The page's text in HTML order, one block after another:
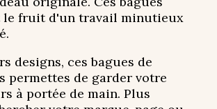
le fruit d'un travail minutieux
designs, ces bagues de
permettes de garder votre
à portée de main. Plus